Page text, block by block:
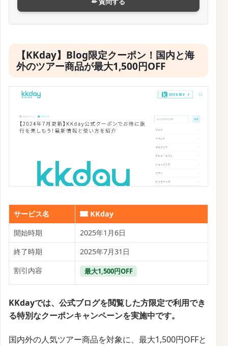
【KKday】Blog限定クーポン！国内と海
外のツアー商品が最大1,500円OFF
サービス名
KKday
開始時期
2025年1月6日
終了時期
2025年7月31日
割引内容
最大1,500円OFF
KKdayでは、公式ブログを閲覧した方限定で利用でき
る特別なクーポンキャンペーンを実施中です。
国内外の人気ツアー商品を対象に、最大1,500円OFFと